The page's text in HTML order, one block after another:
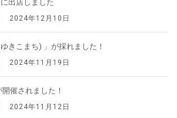
出店しました
2024年12月10日
きこまち) 」が採れました！
2024年11月19日
開催されました！
2024年11月12日